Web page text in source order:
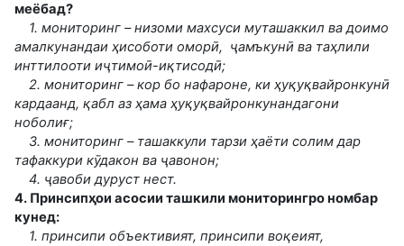
меёбад?
1. мониторинг – низоми махсуси муташаккил ва доимо
амалкунандаи ҳисоботи оморӣ, ҷамъкунӣ ва таҳлили
инттилооти иҷтимоӣ-иқтисодӣ;
2. мониторинг – кор бо нафароне, ки ҳуқуқвайронкунӣ
кардаанд, қабл аз ҳама ҳуқуқвайронкунандагони
ноболиғ;
3. мониторинг – ташаккули тарзи ҳаёти солим дар
тафаккури кӯдакон ва ҷавонон;
4. ҷавоби дуруст нест.
4. Принсипҳои асосии ташкили мониторингро номбар
кунед:
1. принсипи объективият, принсипи воқеият,